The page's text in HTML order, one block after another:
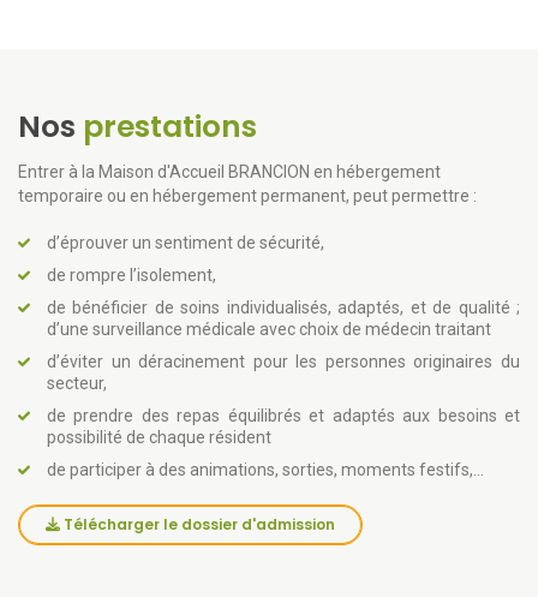
Nos prestations
Entrer à la Maison d'Accueil BRANCION en hébergement
temporaire ou en hébergement permanent, peut permettre :
d’éprouver un sentiment de sécurité,
de rompre l’isolement,
de bénéficier de soins individualisés, adaptés, et de qualité ;
d’une surveillance médicale avec choix de médecin traitant
d’éviter un déracinement pour les personnes originaires du
secteur,
de prendre des repas équilibrés et adaptés aux besoins et
possibilité de chaque résident
de participer à des animations, sorties, moments festifs,...
Télécharger le dossier d'admission